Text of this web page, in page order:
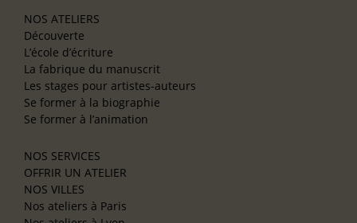
NOS ATELIERS
Découverte
L’école d’écriture
La fabrique du manuscrit
Les stages pour artistes-auteurs
Se former à la biographie
Se former à l’animation
NOS SERVICES
OFFRIR UN ATELIER
NOS VILLES
Nos ateliers à Paris